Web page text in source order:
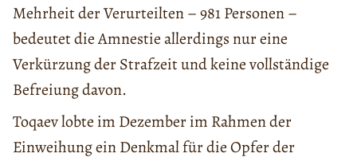
Mehrheit der Verurteilten – 981 Personen –
bedeutet die Amnestie allerdings nur eine
Verkürzung der Strafzeit und keine vollständige
Befreiung davon.
Toqaev lobte im Dezember im Rahmen der
Einweihung ein Denkmal für die Opfer der